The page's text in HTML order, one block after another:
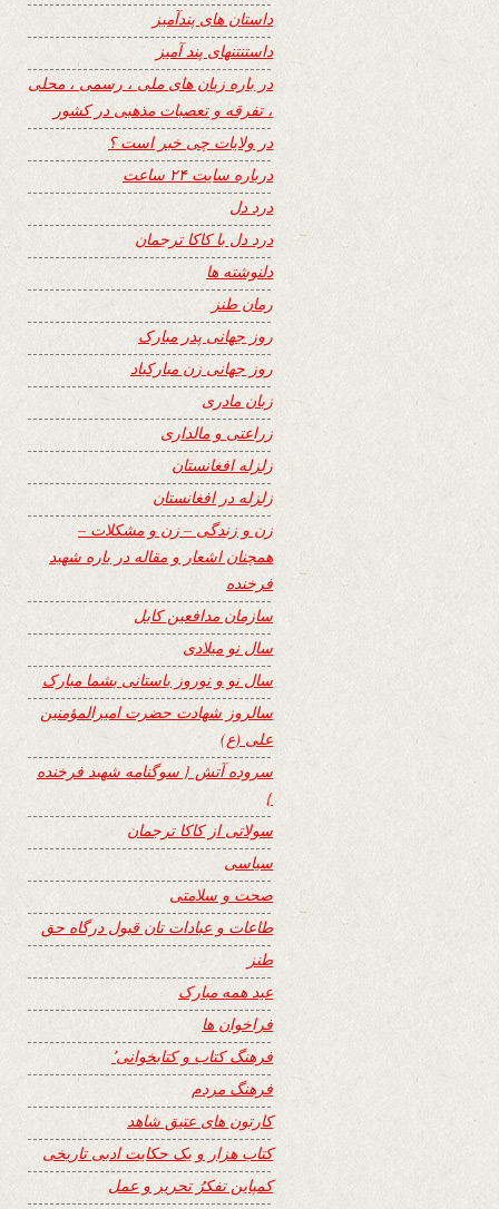
داستان های پندآمیز
داستنتنهای پند آمیز
در باره زبان های ملی ، رسمی ، محلی
، تفرقه و تعصبات مذهبی در کشور
در ولایات چی خبر است ؟
درباره سایت ۲۴ ساعت
درد دل
درد دل با کاکا ترجمان
دلنوشته ها
رمان طنز
روز جهانی پدر مبارک
روز جهانی زن مبارکباد
زبان مادری
زراعتی و مالداری
زلزله افغانستان
زلزله در افغانستان
زن و زندگی – زن و مشکلات –
همچنان اشعار و مقاله در باره شهید
فرخنده
سازمان مدافعین کابل
سال نو میلادی
سال نو و نوروز باستانی بشما مبارک
سالروز شهادت حضرت امیرالمؤمنین
علی (ع)
سروده آتش { سوگنامه شهید فرخنده
}
سولاتی از کاکا ترجمان
سیاسی
صحت و سلامتی
طاعات و عبادات تان قبول درگاه حق
طنز
عید همه مبارک
فراخوان ها
فرهنگ کتاب و کتابخوانی٬
فرهنگ مردم
کارتون های عتیق شاهد
کتاب هزار و یک حکایت ادبی تاریخی
کمپاین تفکرُ تحریر و عمل